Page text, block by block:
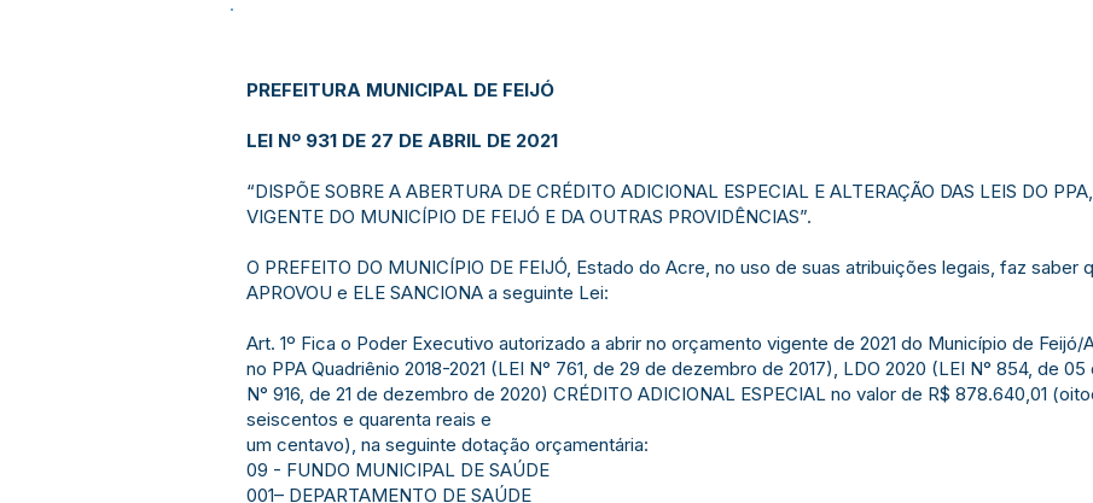
PREFEITURA MUNICIPAL DE FEIJÓ
LEI Nº 931 DE 27 DE ABRIL DE 2021
“DISPÕE SOBRE A ABERTURA DE CRÉDITO ADICIONAL ESPECIAL E ALTERAÇÃO DAS LEIS DO
VIGENTE DO MUNICÍPIO DE FEIJÓ E DA OUTRAS PROVIDÊNCIAS”.
O PREFEITO DO MUNICÍPIO DE FEIJÓ, Estado do Acre, no uso de suas atribuições legais, faz saber
APROVOU e ELE SANCIONA a seguinte Lei:
Art. 1º Fica o Poder Executivo autorizado a abrir no orçamento vigente de 2021 do Município de
no PPA Quadriênio 2018-2021 (LEI N° 761, de 29 de dezembro de 2017), LDO 2020 (LEI N° 854, de 05
N° 916, de 21 de dezembro de 2020) CRÉDITO ADICIONAL ESPECIAL no valor de R$ 878.640,01
seiscentos e quarenta reais e
um centavo), na seguinte dotação orçamentária:
09 - FUNDO MUNICIPAL DE SAÚDE
001– DEPARTAMENTO DE SAÚDE